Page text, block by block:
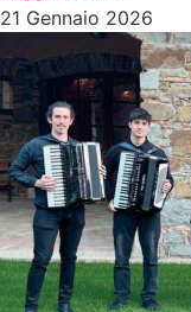
21 Gennaio 2026